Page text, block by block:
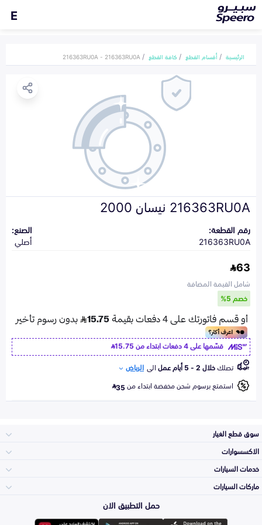
E
الرئيسية أقسام القطع كافة القطع 216363RU0A - 216363RU0A
216363RU0A نيسان 2000
رقم القطعة:
216363RU0A
الصنع:
أصلي
63
شامل القيمة المضافة
خصم 5%
قسّمها على 4 دفعات ابتداء من
15.75
تصلكخلال 2 - 5 أيام عمل الى الرياض
استمتع برسوم شحن مخفضة ابتداء من35
سوق قطع الغيار
المكائن، القيرات
وملحقاتها
الاكسسوارات
خدمات السيارات
الأكثر مبيعاً
ماركات السيارات
Toyota
حمل التطبيق الان